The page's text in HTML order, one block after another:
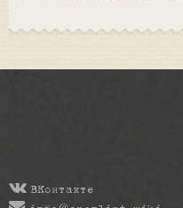
ВКонтакте